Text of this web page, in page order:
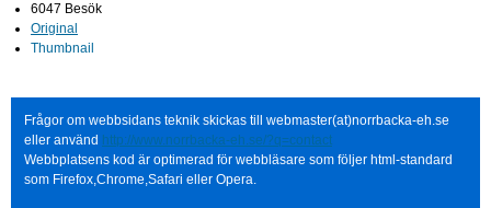
6047 Besök
Original
Thumbnail
Frågor om webbsidans teknik skickas till webmaster(at)norrbacka-eh.se
eller använd http://www.norrbacka-eh.se/?q=contact
Webbplatsens kod är optimerad för webbläsare som följer html-standard
som Firefox,Chrome,Safari eller Opera.